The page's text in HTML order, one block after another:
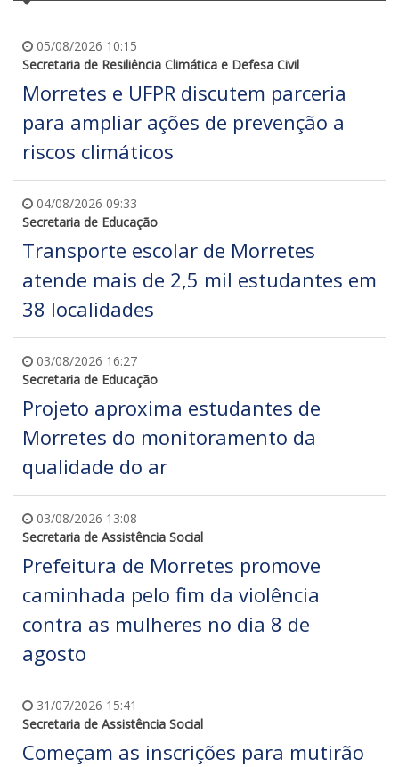
05/08/2026 10:15
Secretaria de Resiliência Climática e Defesa Civil
Morretes e UFPR discutem parceria
para ampliar ações de prevenção a
riscos climáticos
04/08/2026 09:33
Secretaria de Educação
Transporte escolar de Morretes
atende mais de 2,5 mil estudantes em
38 localidades
03/08/2026 16:27
Secretaria de Educação
Projeto aproxima estudantes de
Morretes do monitoramento da
qualidade do ar
03/08/2026 13:08
Secretaria de Assistência Social
Prefeitura de Morretes promove
caminhada pelo fim da violência
contra as mulheres no dia 8 de
agosto
31/07/2026 15:41
Secretaria de Assistência Social
Começam as inscrições para mutirão